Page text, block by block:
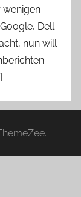
wenigen
Dell
nun will